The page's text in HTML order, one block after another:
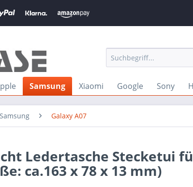
Samsung Xiaomi Google Sony
Samsung Galaxy A07
Ledertasche Stecketui
ca.163 x 78 x 13 mm)